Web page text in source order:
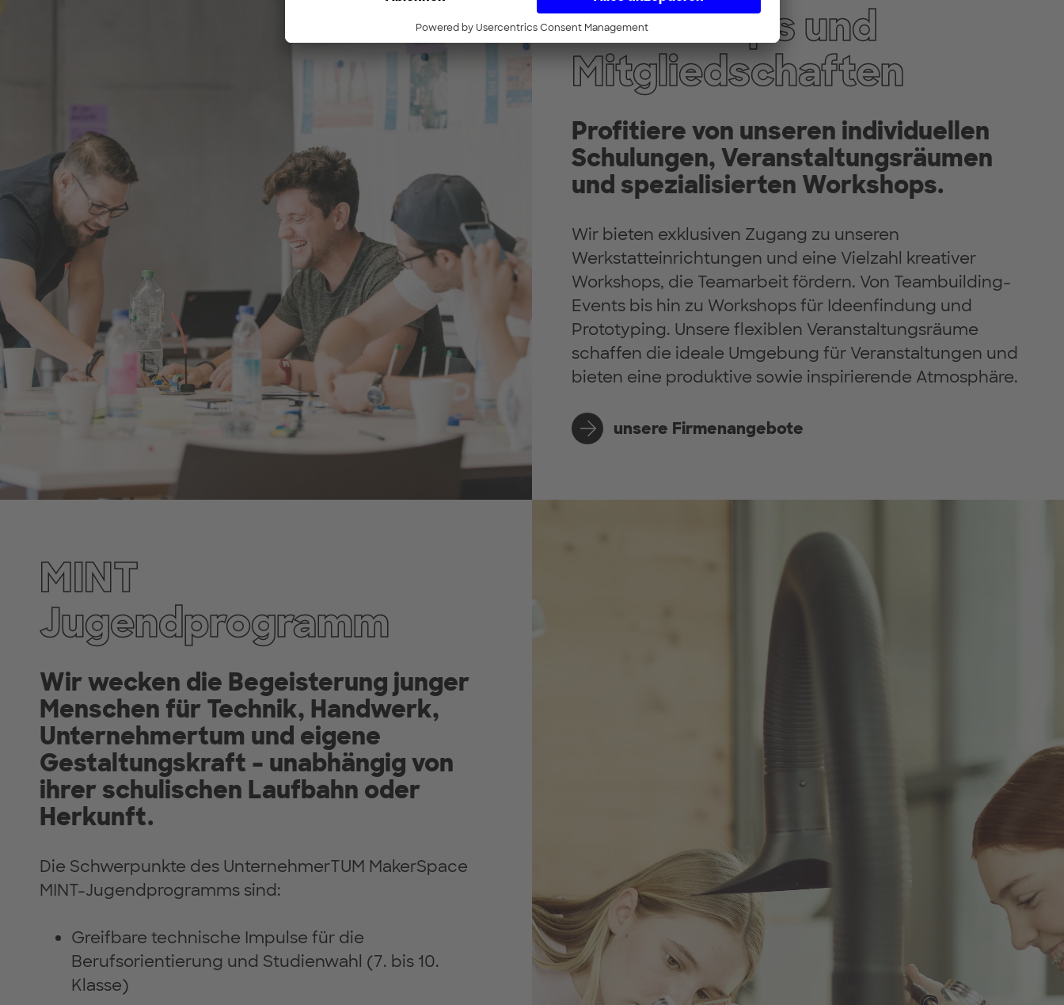
Workshops und
Mitgliedschaften
Profitiere von unseren individuellen
Schulungen, Veranstaltungsräumen
und spezialisierten Workshops.
Wir bieten exklusiven Zugang zu unseren
Werkstatteinrichtungen und eine Vielzahl kreativer
Workshops, die Teamarbeit fördern. Von Teambuilding-
Events bis hin zu Workshops für Ideenfindung und
Prototyping. Unsere flexiblen Veranstaltungsräume
schaffen die ideale Umgebung für Veranstaltungen und
bieten eine produktive sowie inspirierende Atmosphäre.
unsere Firmenangebote
MINT
Jugendprogramm
Wir wecken die Begeisterung junger
Menschen für Technik, Handwerk,
Unternehmertum und eigene
Gestaltungskraft – unabhängig von
ihrer schulischen Laufbahn oder
Herkunft.
Die Schwerpunkte des UnternehmerTUM MakerSpace
MINT-Jugendprogramms sind:
Greifbare technische Impulse für die
Berufsorientierung und Studienwahl (7. bis 10.
Klasse)